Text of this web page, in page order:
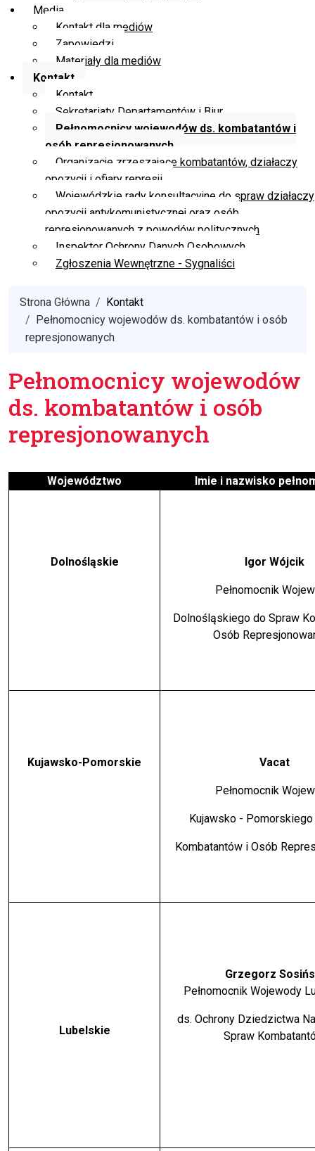
Media
Kontakt dla mediów
Zapowiedzi
Materiały dla mediów
Kontakt
Kontakt
Sekretariaty Departamentów i Biur
Pełnomocnicy wojewodów ds. kombatantów i
osób represjonowanych
Organizacje zrzeszające kombatantów, działaczy
opozycji i ofiary represji
Wojewódzkie rady konsultacyjne do spraw działaczy
opozycji antykomunistycznej oraz osób
represjonowanych z powodów politycznych
Inspektor Ochrony Danych Osobowych
Zgłoszenia Wewnętrzne - Sygnaliści
Strona Główna
Kontakt
Pełnomocnicy wojewodów ds. kombatantów i osób
represjonowanych
Pełnomocnicy wojewodów
ds. kombatantów i osób
represjonowanych
Województwo Imie i nazwisko
Dolnośląskie Igor Wójcik
Pełnomocnik
Dolnośląskiego do Spraw
Osób
Kujawsko-Pomorskie Vacat
Pełnomocnik
Kujawsko -
Kombatantów i Osób
Lubelskie
Grzegorz
Pełnomocnik Wojewody
ds. Ochrony Dziedzictwa
Spraw